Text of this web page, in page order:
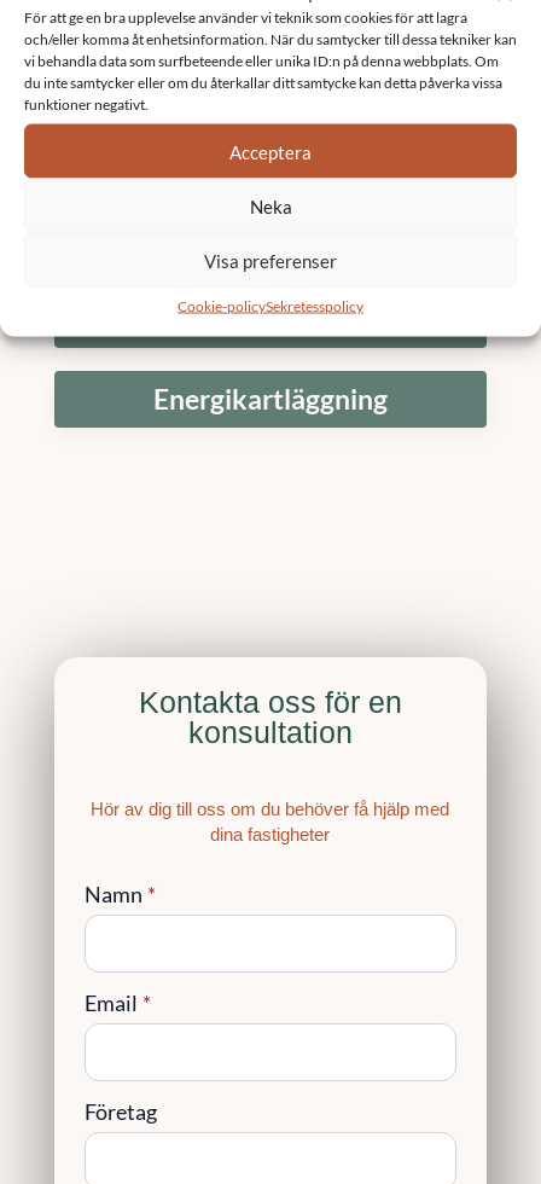
För att ge en bra upplevelse använder vi teknik som cookies för att lagra
och/eller komma åt enhetsinformation. När du samtycker till dessa tekniker kan
vi behandla data som surfbeteende eller unika ID:n på denna webbplats. Om
du inte samtycker eller om du återkallar ditt samtycke kan detta påverka vissa
funktioner negativt.
Acceptera
Neka
Visa preferenser
Cookie-policySekretesspolicy
Fastighetsbesiktning brf
Balkongbesiktning
Energiberäkning
Energikartläggning
Kontakta oss för en
konsultation
Hör av dig till oss om du behöver få hjälp med
dina fastigheter
Namn *
Email *
Företag